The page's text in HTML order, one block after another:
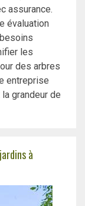
assurance.
évaluation
les
des arbres
entreprise
grandeur de
à